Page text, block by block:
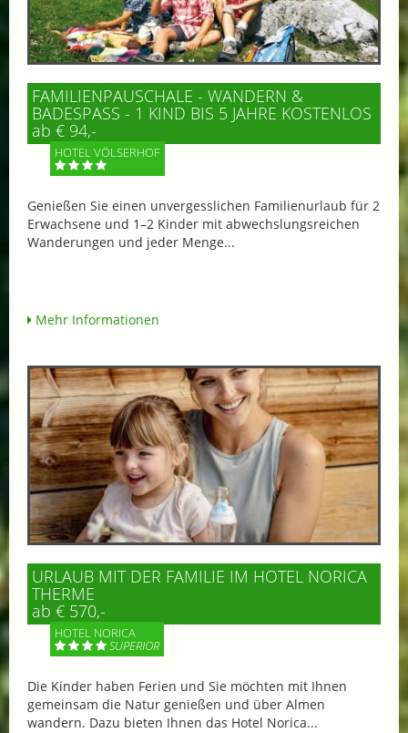
FAMILIENPAUSCHALE - WANDERN &
BADESPASS - 1 KIND BIS 5 JAHRE KOSTENLOS
ab € 94,-
HOTEL VÖLSERHOF
Genießen Sie einen unvergesslichen Familienurlaub für 2
Erwachsene und 1–2 Kinder mit abwechslungsreichen
Wanderungen und jeder Menge...
Mehr Informationen
URLAUB MIT DER FAMILIE IM HOTEL NORICA
THERME
ab € 570,-
HOTEL NORICA
SUPERIOR
Die Kinder haben Ferien und Sie möchten mit Ihnen
gemeinsam die Natur genießen und über Almen
wandern. Dazu bieten Ihnen das Hotel Norica...